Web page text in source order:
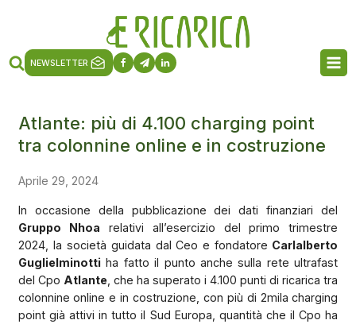
NEWSLETTER
Atlante: più di 4.100 charging point
tra colonnine online e in costruzione
Aprile 29, 2024
In occasione della pubblicazione dei dati finanziari del
Gruppo Nhoa relativi all’esercizio del primo trimestre
2024, la società guidata dal Ceo e fondatore Carlalberto
Guglielminottiha fatto il punto anche sulla rete ultrafast
del Cpo Atlante , che ha superato i 4.100 punti di ricarica tra
colonnine online e in costruzione, con più di 2mila charging
point già attivi in tutto il Sud Europa, quantità che il Cpo ha